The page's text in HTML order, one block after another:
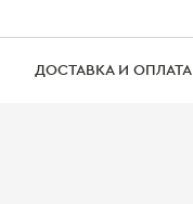
ДОСТАВКА И ОПЛАТА